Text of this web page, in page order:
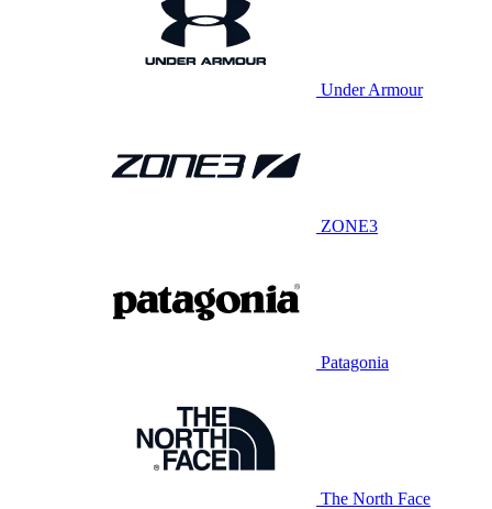
Under Armour
ZONE3
Patagonia
The North Face